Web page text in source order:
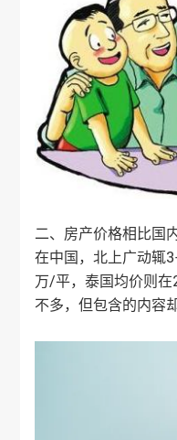
二、房产价格相比国
在中国，北上广动辄
万/平，泰国均价则
不多，但包含的内容